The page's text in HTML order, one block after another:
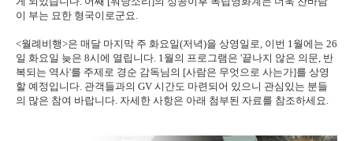
이 부는 묘한 형국이로군요.
<월례비행>은 매달 마지막 주 화요일(저녁)을 상영일로, 이번 1월에는 26
일 화요일 늦은 8시에 열립니다. 1월의 프로그램은 '끝나지 않은 의문, 반
복되는 역사'를 주제로 경순 감독님의 [사람은 무엇으로 사는가]를 상영
할 예정입니다. 관객들과의 GV 시간도 마련되어 있으니 관심있는 분들
의 많은 참여 바랍니다. 자세한 사항은 아래 첨부된 자료를 참조하세요.